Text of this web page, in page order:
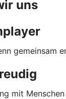
uns
gemeinsam
mit